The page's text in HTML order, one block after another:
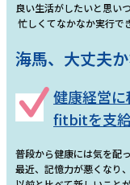
良い生活がしたいと思いつ
忙しくてなかなか実行で
海馬、大丈夫
健康経営
fitbitを支
普段から健康には気を配
最近、記憶力が悪くなり、